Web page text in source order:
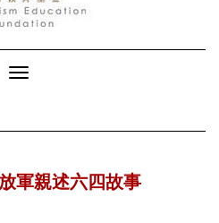
Toggle
軍親述六四故事